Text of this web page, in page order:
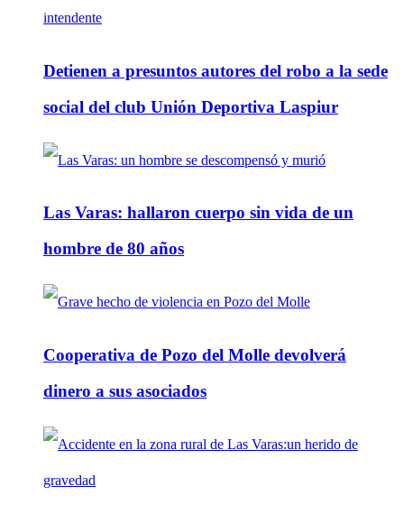
Detienen a presuntos autores del robo a la sede
social del club Unión Deportiva Laspiur
Las Varas: hallaron cuerpo sin vida de un
hombre de 80 años
Cooperativa de Pozo del Molle devolverá
dinero a sus asociados